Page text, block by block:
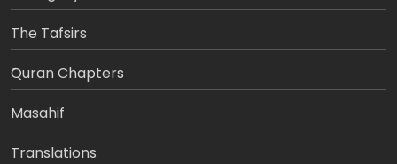
The Tafsirs
َQuran Chapters
Masahif
Translations